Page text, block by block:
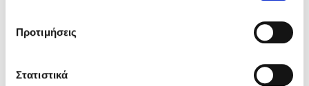
Προτιμήσεις
Στατιστικά